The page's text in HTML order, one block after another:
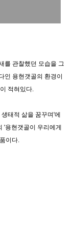
를 관찰했던 모습을 그
인 용현갯골의 환경이
적혀있다.
태적 삶을 꿈꾸며'에
'용현갯골이 우리에게
이다.